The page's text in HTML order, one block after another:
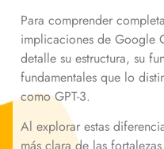
Para comprender
implicaciones de Google
detalle su estructura, su
fundamentales que lo
como GPT-3.
Al explorar estas